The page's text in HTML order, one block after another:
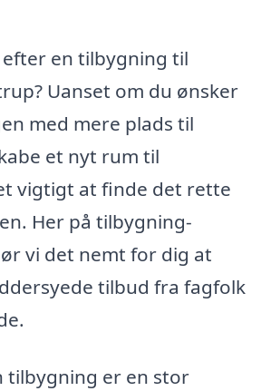
en tilbygning til
Uanset om du ønsker
med mere plads til
et nyt rum til
vigtigt at finde det rette
Her på tilbygning-
vi det nemt for dig at
tilbud fra fagfolk
tilbygning er en stor